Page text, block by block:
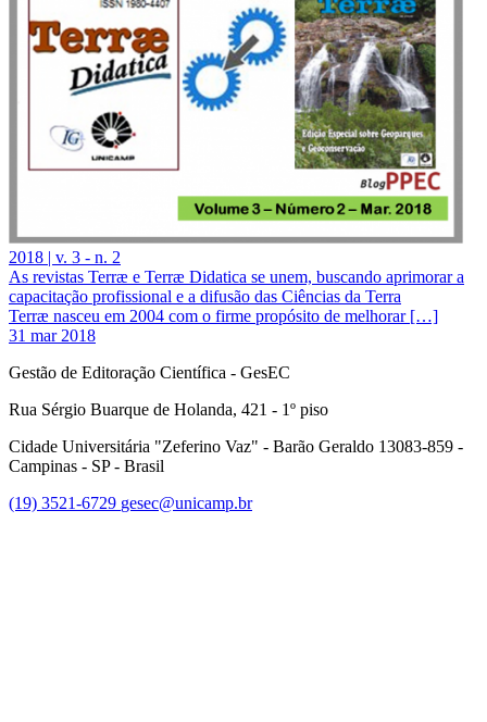
2018 | v. 3 - n. 2
As revistas Terræ e Terræ Didatica se unem, buscando aprimorar a
capacitação profissional e a difusão das Ciências da Terra
Terræ nasceu em 2004 com o firme propósito de melhorar […]
31 mar 2018
Gestão de Editoração Científica - GesEC
Rua Sérgio Buarque de Holanda, 421 - 1º piso
Cidade Universitária "Zeferino Vaz" - Barão Geraldo 13083-859 -
Campinas - SP - Brasil
(19) 3521-6729 gesec@unicamp.br